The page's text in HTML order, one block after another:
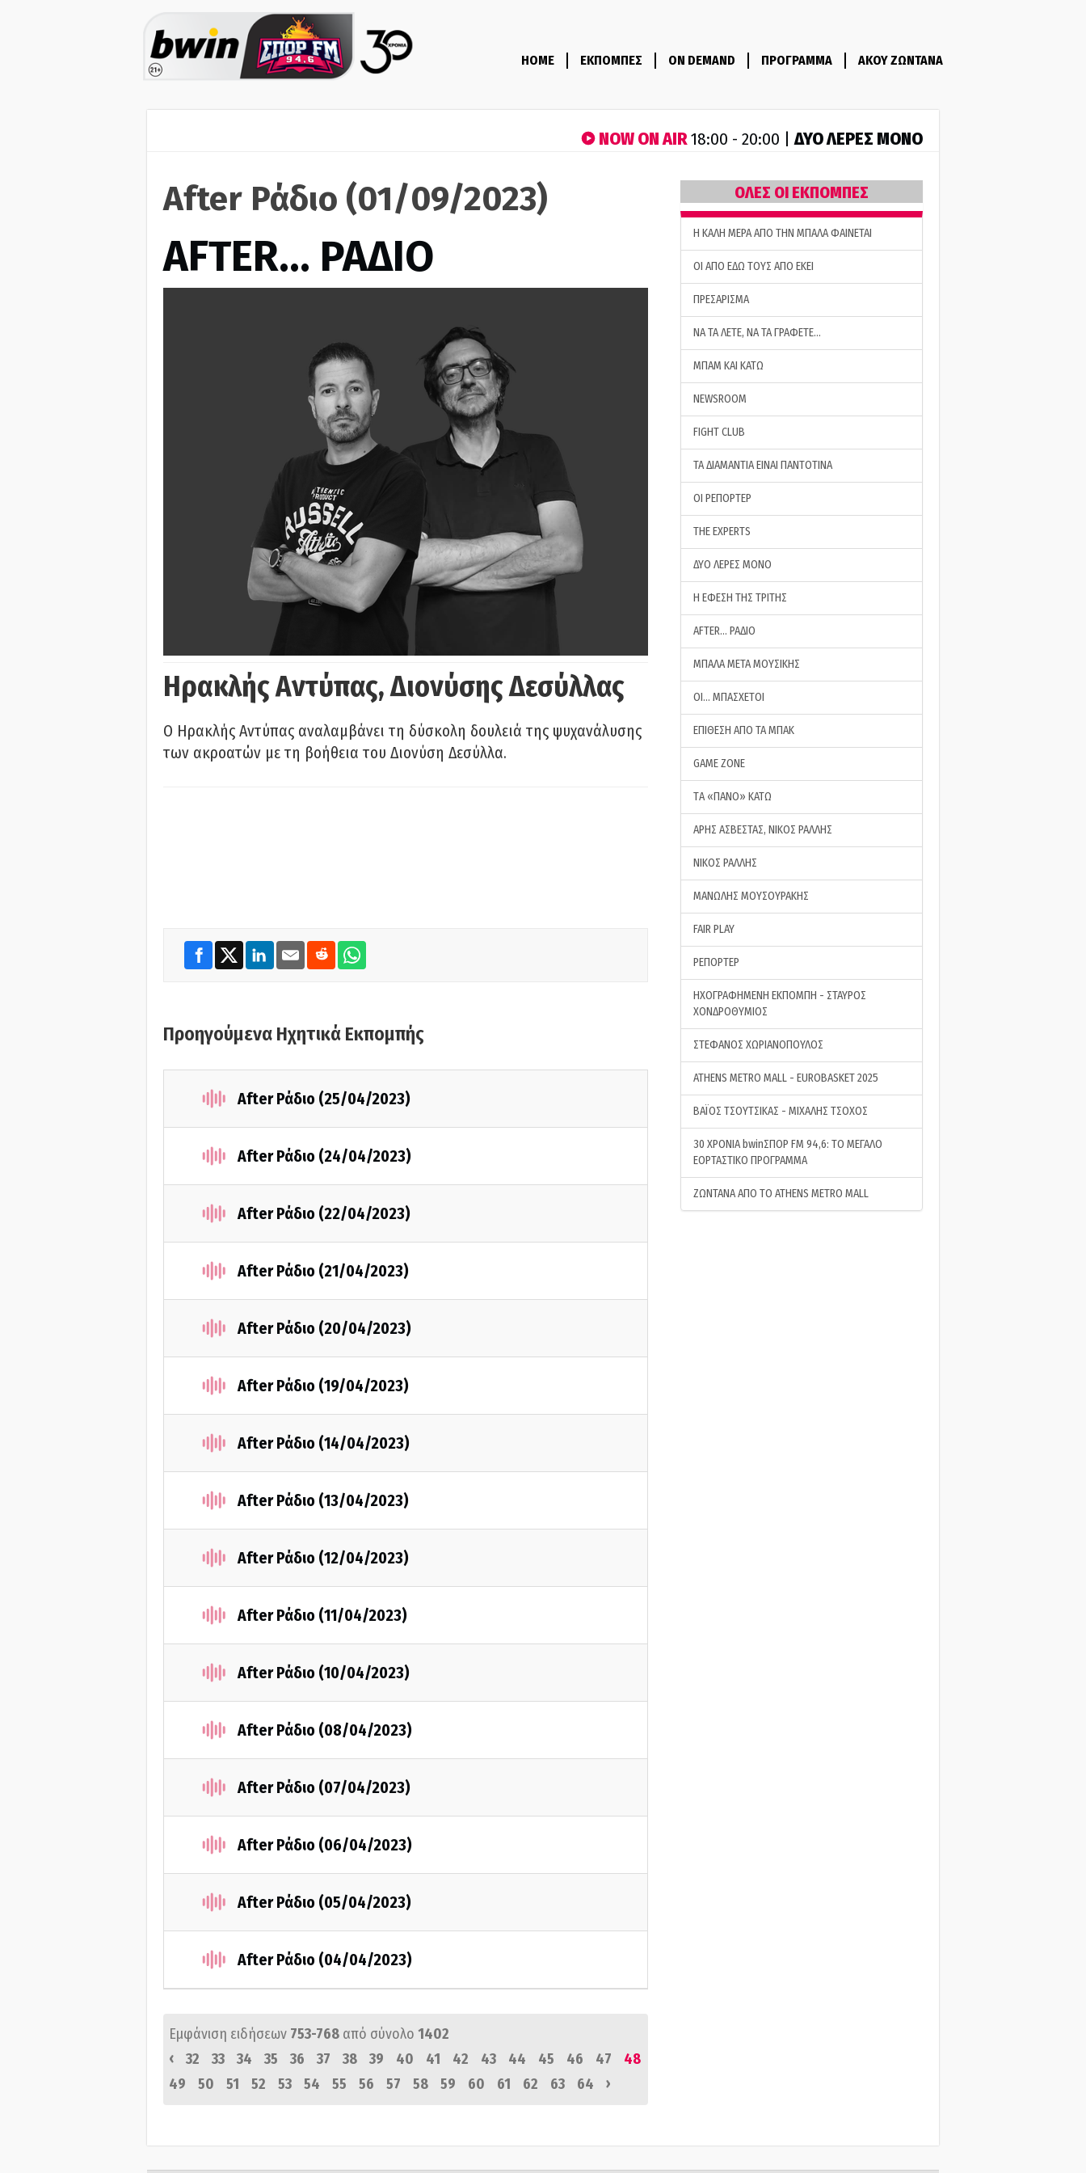
HOME ΕΚΠΟΜΠΕΣ ON DEMAND ΠΡΟΓΡΑΜΜΑ ΑΚΟΥ ΖΩΝΤΑΝΑ
NOW ON AIR18:00 - 20:00 |ΔΥΟ ΛΕΡΕΣ ΜΟΝΟ
After Ράδιο (01/09/2023)
AFTER… ΡΑΔΙΟ
Ηρακλής Αντύπας, Διονύσης Δεσύλλας
Ο Ηρακλής Αντύπας αναλαμβάνει τη δύσκολη δουλειά της ψυχανάλυσης
των ακροατών με τη βοήθεια του Διονύση Δεσύλλα.
Προηγούμενα Ηχητικά Εκπομπής
After Ράδιο (25/04/2023)
After Ράδιο (24/04/2023)
After Ράδιο (22/04/2023)
After Ράδιο (21/04/2023)
After Ράδιο (20/04/2023)
After Ράδιο (19/04/2023)
After Ράδιο (14/04/2023)
After Ράδιο (13/04/2023)
After Ράδιο (12/04/2023)
After Ράδιο (11/04/2023)
After Ράδιο (10/04/2023)
After Ράδιο (08/04/2023)
After Ράδιο (07/04/2023)
After Ράδιο (06/04/2023)
After Ράδιο (05/04/2023)
After Ράδιο (04/04/2023)
Εμφάνιση ειδήσεων 753-768 από σύνολο 1402
‹
32 33 34 35 36 37 38 39 40 41 42 43 44 45 46 47
48
49
50 51 52 53 54 55 56 57 58 59 60 61 62 63 64 ›
ΟΛΕΣ ΟΙ ΕΚΠΟΜΠΕΣ
H ΚΑΛΗ ΜΕΡΑ ΑΠΟ ΤΗΝ ΜΠΑΛΑ ΦΑΙΝΕΤΑΙ
ΟΙ ΑΠΟ ΕΔΩ ΤΟΥΣ ΑΠΟ ΕΚΕΙ
ΠΡΕΣΑΡΙΣΜΑ
ΝΑ ΤΑ ΛΕΤΕ, ΝΑ ΤΑ ΓΡΑΦΕΤΕ…
ΜΠΑΜ ΚΑΙ ΚΑΤΩ
NEWSROOM
FIGHT CLUB
ΤΑ ΔΙΑΜΑΝΤΙΑ ΕΙΝΑΙ ΠΑΝΤΟΤΙΝΑ
ΟΙ ΡΕΠΟΡΤΕΡ
THE EXPERTS
ΔΥΟ ΛΕΡΕΣ ΜΟΝΟ
Η ΕΦΕΣΗ ΤΗΣ ΤΡΙΤΗΣ
AFTER… ΡΑΔΙΟ
ΜΠΑΛΑ ΜΕΤΑ ΜΟΥΣΙΚΗΣ
ΟΙ… ΜΠΑΣΧΕΤΟΙ
ΕΠΙΘΕΣΗ ΑΠΟ ΤΑ ΜΠΑΚ
GAME ZONE
ΤA «ΠΑΝΟ» ΚΑΤΩ
ΑΡΗΣ ΑΣΒΕΣΤΑΣ, ΝΙΚΟΣ ΡΑΛΛΗΣ
ΝΙΚΟΣ ΡΑΛΛΗΣ
ΜΑΝΩΛΗΣ ΜΟΥΣΟΥΡΑΚΗΣ
FAIR PLAY
ΡΕΠΟΡΤΕΡ
ΗΧΟΓΡΑΦΗΜΕΝΗ ΕΚΠΟΜΠΗ - ΣΤΑΥΡΟΣ
ΧΟΝΔΡΟΘΥΜΙΟΣ
ΣΤΕΦΑΝΟΣ ΧΩΡΙΑΝΟΠΟΥΛΟΣ
ATHENS METRO MALL - EUROBASKET 2025
ΒΑΪΟΣ ΤΣΟΥΤΣΙΚΑΣ - ΜΙΧΑΛΗΣ ΤΣΟΧΟΣ
30 ΧΡΟΝΙΑ bwinΣΠΟΡ FM 94,6: ΤΟ ΜΕΓΑΛΟ
ΕΟΡΤΑΣΤΙΚΟ ΠΡΟΓΡΑΜΜΑ
ΖΩΝΤΑΝΑ ΑΠΟ ΤΟ ATHENS METRO MALL